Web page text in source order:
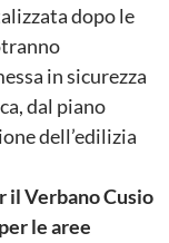
dopo le
in sicurezza
dal piano
dell’edilizia
Verbano Cusio
le aree